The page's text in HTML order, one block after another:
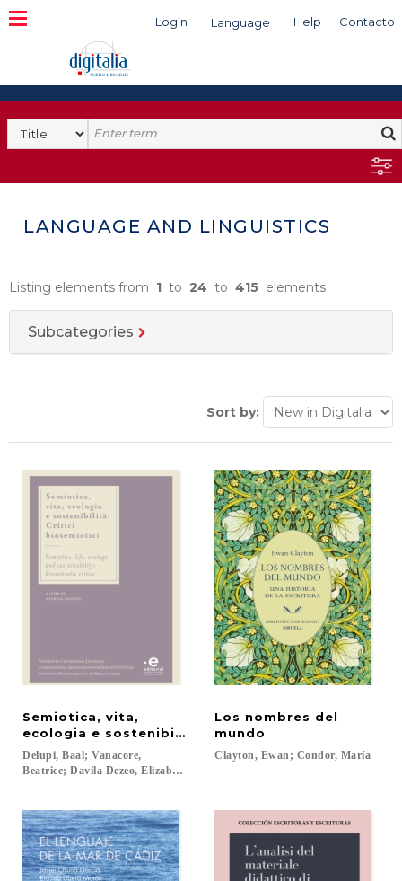
Login Language Help Contacto
Search
LANGUAGE AND LINGUISTICS
Listing elements from 1 to 24 to 415 elements
Subcategories
Sort by:
Semiotica, vita,
ecologia e sostenibilità = Semiotics, life, ecology
Delupi, Baal; Vanacore,
Beatrice; Davila Dezeo, Elizabeth; Vargas, Emiliano; Hirschfeld, Eric; De
Los nombres del
mundo
Clayton, Ewan; Condor, María